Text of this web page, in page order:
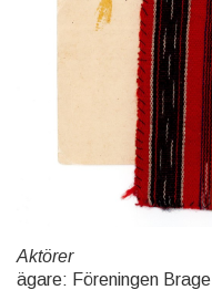
Aktörer
ägare: Föreningen Brage